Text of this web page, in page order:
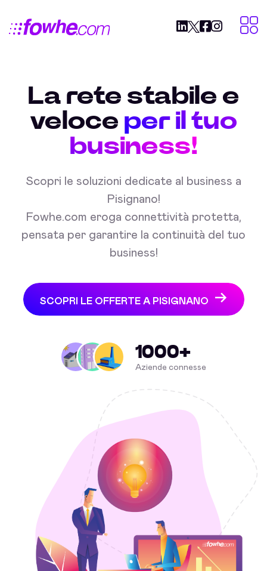
La rete stabile e
veloce per il tuo
business!
Scopri le soluzioni dedicate al business a
Pisignano!
Fowhe.com eroga connettività protetta,
pensata per garantire la continuità del tuo
business!
SCOPRI LE OFFERTE A PISIGNANO
1000+
Aziende connesse